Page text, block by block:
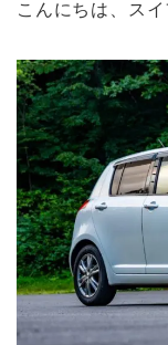
こんにちは、ス